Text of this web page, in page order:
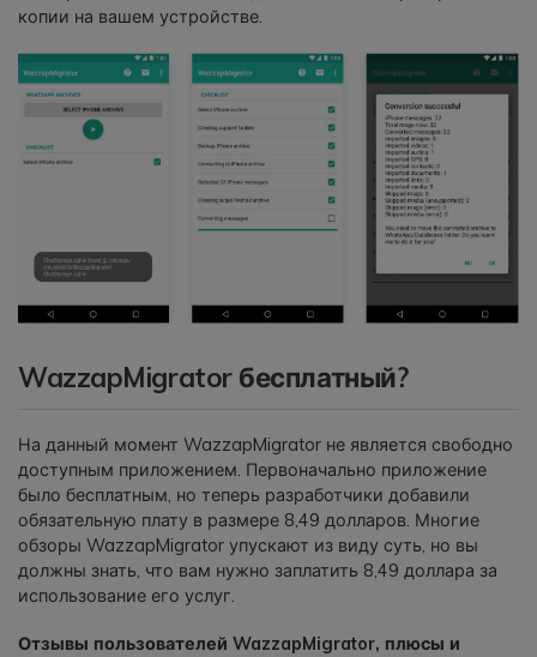
копии на вашем устройстве.
WazzapMigrator бесплатный?
На данный момент WazzapMigrator не является свободно
доступным приложением. Первоначально приложение
было бесплатным, но теперь разработчики добавили
обязательную плату в размере 8,49 долларов. Многие
обзоры WazzapMigrator упускают из виду суть, но вы
должны знать, что вам нужно заплатить 8,49 доллара за
использование его услуг.
Отзывы пользователей WazzapMigrator, плюсы и